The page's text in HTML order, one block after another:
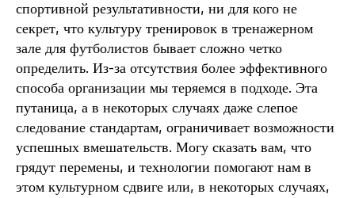
спортивной результативности, ни для кого не
секрет, что культуру тренировок в тренажерном
зале для футболистов бывает сложно четко
определить. Из-за отсутствия более эффективного
способа организации мы теряемся в подходе. Эта
путаница, а в некоторых случаях даже слепое
следование стандартам, ограничивает возможности
успешных вмешательств. Могу сказать вам, что
грядут перемены, и технологии помогают нам в
этом культурном сдвиге или, в некоторых случаях,